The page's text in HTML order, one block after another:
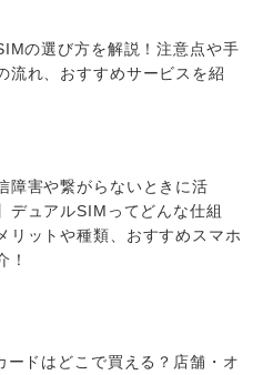
の選び方を解説！注意点や手
流れ、おすすめサービスを紹
障害や繋がらないときに活
デュアルSIMってどんな仕組
リットや種類、おすすめスマホ
！
ードはどこで買える？店舗・オ